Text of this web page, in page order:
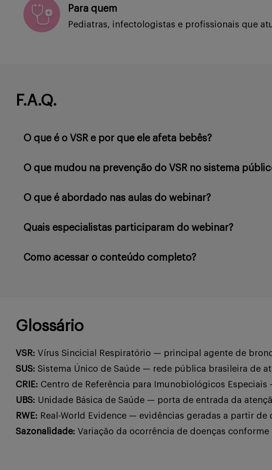
Para quem
Pediatras, infectologistas e profissionais que
F.A.Q.
O que é o VSR e por que ele afeta bebês?
O que mudou na prevenção do VSR no sistema
O que é abordado nas aulas do webinar?
Quais especialistas participaram do webinar?
Como acessar o conteúdo completo?
Glossário
VSR: Vírus Sincicial Respiratório — principal agente de
SUS: Sistema Único de Saúde — rede pública brasileira de
CRIE: Centro de Referência para Imunobiológicos
UBS: Unidade Básica de Saúde — porta de entrada da
RWE: Real-World Evidence — evidências geradas a partir de
Sazonalidade: Variação da ocorrência de doenças conforme